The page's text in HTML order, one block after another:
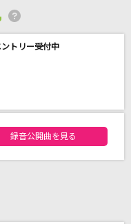
トリー受付中
ーランキング
録音公開曲を見る